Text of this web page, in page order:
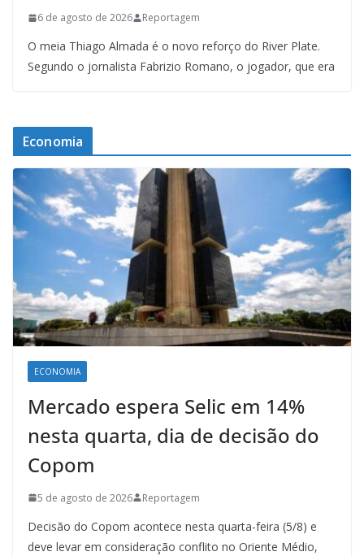
6 de agosto de 2026 Reportagem
O meia Thiago Almada é o novo reforço do River Plate.
Segundo o jornalista Fabrizio Romano, o jogador, que era
Economia
ECONOMIA
Mercado espera Selic em 14%
nesta quarta, dia de decisão do
Copom
5 de agosto de 2026 Reportagem
Decisão do Copom acontece nesta quarta-feira (5/8) e
deve levar em consideração conflito no Oriente Médio,